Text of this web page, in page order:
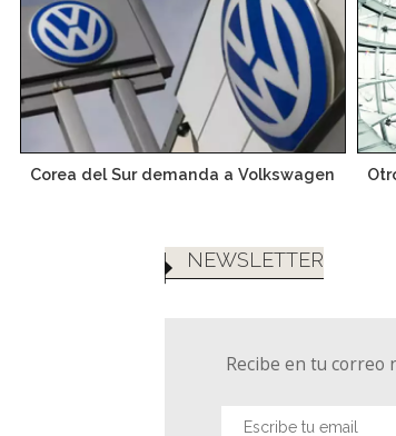
Corea del Sur demanda a Volkswagen
NEWSLETTER
Recibe en tu correo